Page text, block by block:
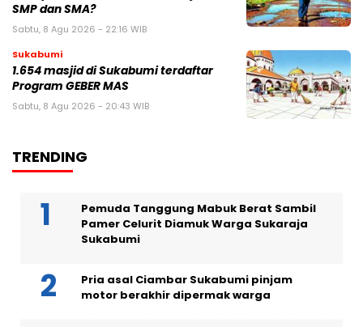
SMP dan SMA?
Sabtu, 8 Agu 2026 - 22:16 WIB
Sukabumi
1.654 masjid di Sukabumi terdaftar
Program GEBER MAS
Sabtu, 8 Agu 2026 - 20:43 WIB
TRENDING
Pemuda Tanggung Mabuk Berat Sambil
Pamer Celurit Diamuk Warga Sukaraja
Sukabumi
Pria asal Ciambar Sukabumi pinjam
motor berakhir dipermak warga